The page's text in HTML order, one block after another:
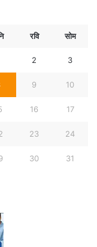
रवि सोम
2 3
9 10
16 17
23 24
30 31